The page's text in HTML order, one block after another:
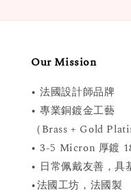
Our Mission
• 法國設計師品牌
• 專業銅鍍金工藝
（Brass + Gold
• 3-5 Micron 厚鍍
• 日常佩戴友善，具
•法國工坊，法國製